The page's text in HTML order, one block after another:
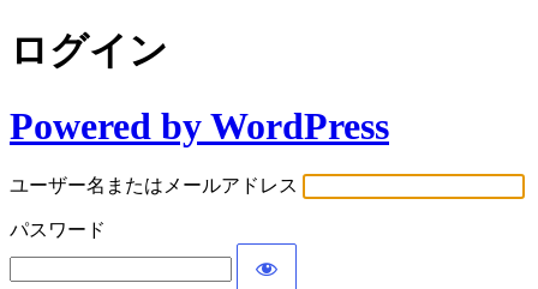
ログイン
Powered by WordPress
ユーザー名またはメールアドレス
パスワード